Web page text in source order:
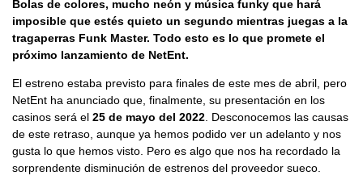
Bolas de colores, mucho neón y música funky que hará
imposible que estés quieto un segundo mientras juegas a la
tragaperras Funk Master. Todo esto es lo que promete el
próximo lanzamiento de NetEnt.
El estreno estaba previsto para finales de este mes de abril, pero
NetEnt ha anunciado que, finalmente, su presentación en los
casinos será el 25 de mayo del 2022. Desconocemos las causas
de este retraso, aunque ya hemos podido ver un adelanto y nos
gusta lo que hemos visto. Pero es algo que nos ha recordado la
sorprendente disminución de estrenos del proveedor sueco.